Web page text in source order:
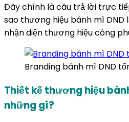
Đây chính là câu trả lời trực
sao thương hiệu bánh mì DND
nhận diện thương hiệu công
Branding bánh mì DND
Thiết kế thương hiệu
những gì?